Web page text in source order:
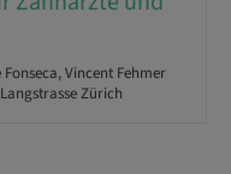
Vincent Fehmer
Zürich